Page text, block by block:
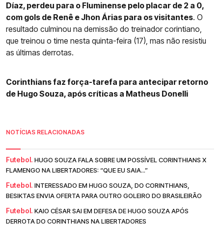
Díaz, perdeu para o Fluminense pelo placar de 2 a 0,
com gols de Renê e Jhon Árias para os visitantes. O
resultado culminou na demissão do treinador corintiano,
que treinou o time nesta quinta-feira (17), mas não resistiu
as últimas derrotas.
Corinthians faz força-tarefa para antecipar retorno
de Hugo Souza, após críticas a Matheus Donelli
NOTÍCIAS RELACIONADAS
Futebol. HUGO SOUZA FALA SOBRE UM POSSÍVEL CORINTHIANS X
FLAMENGO NA LIBERTADORES: “QUE EU SAIA...”
Futebol. INTERESSADO EM HUGO SOUZA, DO CORINTHIANS,
BESIKTAS ENVIA OFERTA PARA OUTRO GOLEIRO DO BRASILEIRÃO
Futebol. KAIO CÉSAR SAI EM DEFESA DE HUGO SOUZA APÓS
DERROTA DO CORINTHIANS NA LIBERTADORES